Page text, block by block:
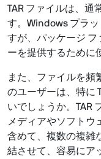
TAR ファイルは、通
す。Windows プラ
すが、パッケージ フ
ーを提供するために
また、ファイルを頻
のユーザーは、特に
いでしょうか。TAR
メディアやソフトウ
含めて、複数の複雑
結させて、容易にア